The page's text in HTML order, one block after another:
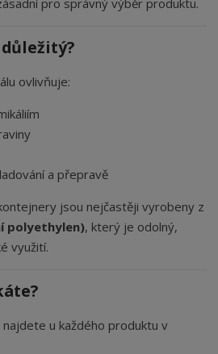
ovlivňuje:
a přepravě
jsou nejčastěji vyrobeny z
polyethylen), který je odolný,
využití.
u každého produktu v